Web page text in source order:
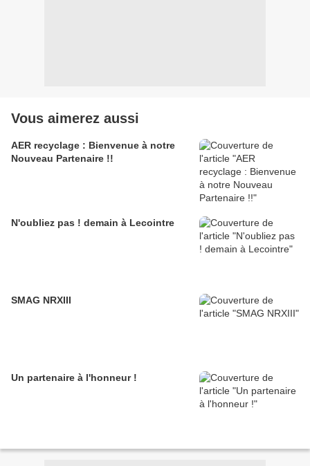
Vous aimerez aussi
AER recyclage : Bienvenue à notre
Nouveau Partenaire !!
N'oubliez pas ! demain à Lecointre
SMAG NRXIII
Un partenaire à l'honneur !